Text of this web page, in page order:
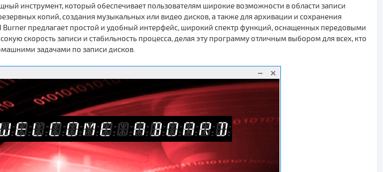
инструмент, который обеспечивает пользователям широкие возможности в области записи
копий, создания музыкальных или видео дисков, а также для архивации и сохранения
предлагает простой и удобный интерфейс, широкий спектр функций, оснащенных передовыми
скорость записи и стабильность процесса, делая эту программу отличным выбором для всех, кто
задачами по записи дисков.